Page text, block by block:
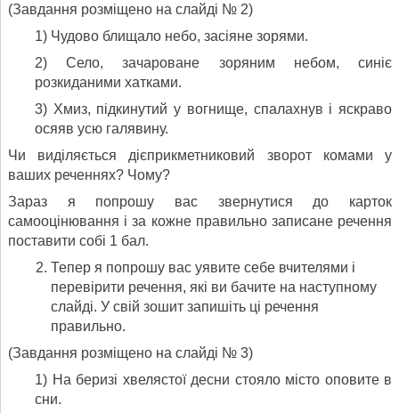
(Завдання розміщено на слайді № 2)
1) Чудово блищало небо, засіяне зорями.
2) Село, зачароване зоряним небом, синіє
розкиданими хатками.
3) Хмиз, підкинутий у вогнище, спалахнув і яскраво
осяяв усю галявину.
Чи виділяється дієприкметниковий зворот комами у
ваших реченнях? Чому?
Зараз я попрошу вас звернутися до карток
самооцінювання і за кожне правильно записане речення
поставити собі 1 бал.
Тепер я попрошу вас уявите себе вчителями і
перевірити речення, які ви бачите на наступному
слайді. У свій зошит запишіть ці речення
правильно.
(Завдання розміщено на слайді № 3)
1) На беризі хвелястої десни стояло місто оповите в
сни.